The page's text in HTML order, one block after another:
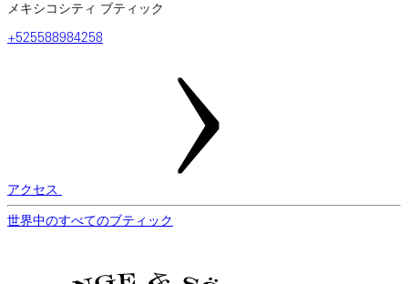
メキシコシティ ブティック
+525588984258
アクセス
世界中のすべてのブティック